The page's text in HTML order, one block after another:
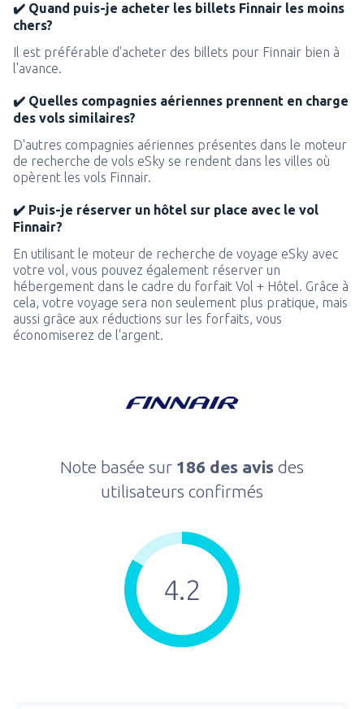
✔️ Quand puis-je acheter les billets Finnair les moins
chers?
Il est préférable d'acheter des billets pour Finnair bien à
l'avance.
✔️ Quelles compagnies aériennes prennent en charge
des vols similaires?
D'autres compagnies aériennes présentes dans le moteur
de recherche de vols eSky se rendent dans les villes où
opèrent les vols Finnair.
✔️ Puis-je réserver un hôtel sur place avec le vol
Finnair?
En utilisant le moteur de recherche de voyage eSky avec
votre vol, vous pouvez également réserver un
hébergement dans le cadre du forfait Vol + Hôtel. Grâce à
cela, votre voyage sera non seulement plus pratique, mais
aussi grâce aux réductions sur les forfaits, vous
économiserez de l'argent.
Note basée sur 186 des avis des
utilisateurs confirmés
4.2